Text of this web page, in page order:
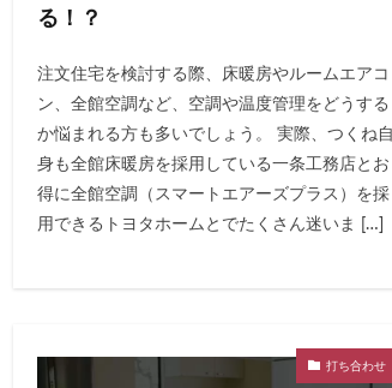
る！？
注文住宅を検討する際、床暖房やルームエアコ
ン、全館空調など、空調や温度管理をどうする
か悩まれる方も多いでしょう。 実際、つくね自
身も全館床暖房を採用している一条工務店とお
得に全館空調（スマートエアーズプラス）を採
用できるトヨタホームとでたくさん迷いま […]
打ち合わせ